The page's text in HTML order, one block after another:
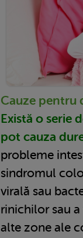
Cauze pentru
Există o serie
pot cauza
probleme
sindromul
virală sau
rinichilor sau
alte zone ale